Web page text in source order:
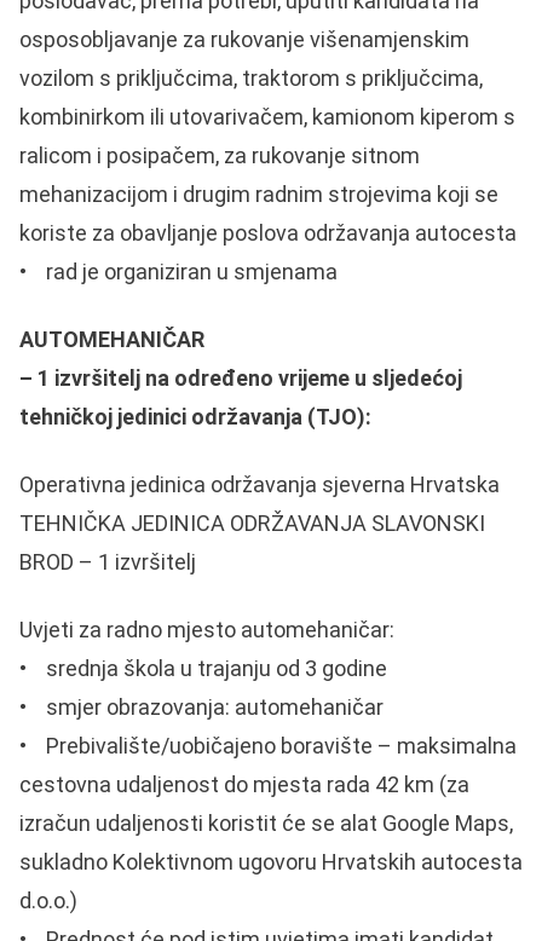
osposobljavanje za rukovanje višenamjenskim
vozilom s priključcima, traktorom s priključcima,
kombinirkom ili utovarivačem, kamionom kiperom s
ralicom i posipačem, za rukovanje sitnom
mehanizacijom i drugim radnim strojevima koji se
koriste za obavljanje poslova održavanja autocesta
• rad je organiziran u smjenama
AUTOMEHANIČAR
– 1 izvršitelj na određeno vrijeme u sljedećoj
tehničkoj jedinici održavanja (TJO):
Operativna jedinica održavanja sjeverna Hrvatska
TEHNIČKA JEDINICA ODRŽAVANJA SLAVONSKI
BROD – 1 izvršitelj
Uvjeti za radno mjesto automehaničar:
• srednja škola u trajanju od 3 godine
• smjer obrazovanja: automehaničar
• Prebivalište/uobičajeno boravište – maksimalna
cestovna udaljenost do mjesta rada 42 km (za
izračun udaljenosti koristit će se alat Google Maps,
sukladno Kolektivnom ugovoru Hrvatskih autocesta
d.o.o.)